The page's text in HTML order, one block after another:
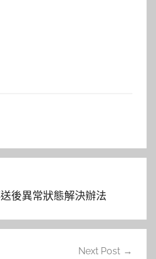
後異常狀態解決辦法
Next Post